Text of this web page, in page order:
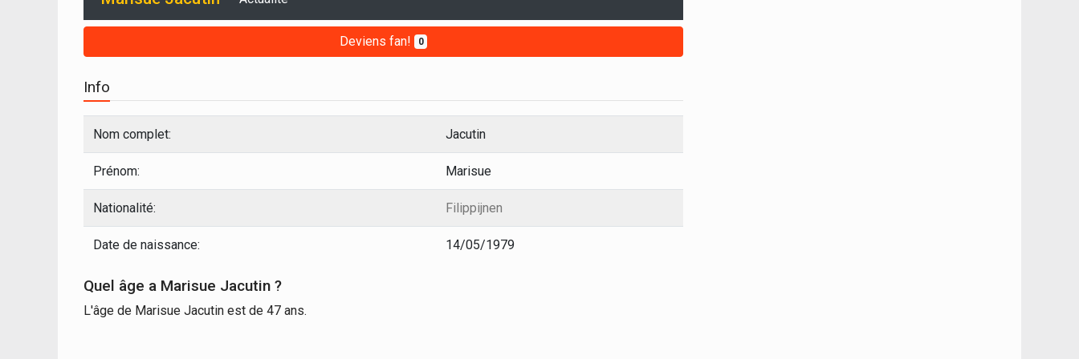
Deviens fan! 0
Info
Nom complet: Jacutin
Prénom: Marisue
Nationalité: Filippijnen
Date de naissance: 14/05/1979
Quel âge a Marisue Jacutin ?
L'âge de Marisue Jacutin est de 47 ans.